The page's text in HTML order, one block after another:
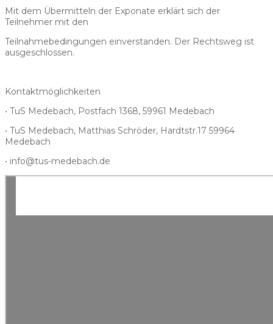
Mit dem Übermitteln der Exponate erklärt sich der
Teilnehmer mit den
Teilnahmebedingungen einverstanden. Der Rechtsweg ist
ausgeschlossen.
Kontaktmöglichkeiten
• TuS Medebach, Postfach 1368, 59961 Medebach
• TuS Medebach, Matthias Schröder, Hardtstr.17 59964
Medebach
• info@tus-medebach.de